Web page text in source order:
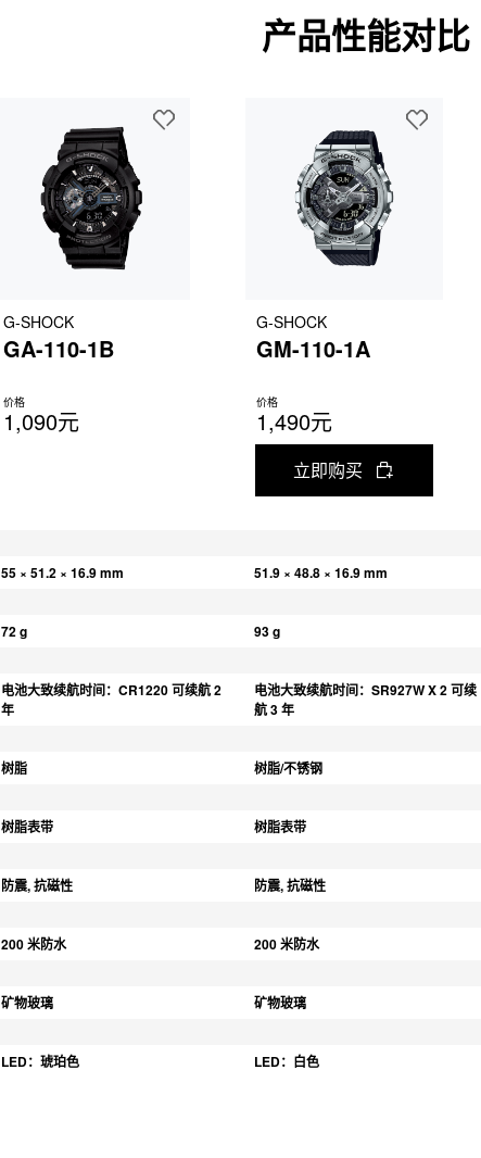
产品性能对比
G-SHOCK
GA-110-1B
价格
1,090元
G-SHOCK
GM-110-1A
价格
1,490元
立即购买
55 × 51.2 × 16.9 mm 51.9 × 48.8 × 16.9 mm
72 g 93 g
电池大致续航时间：CR1220 可续航 2
年
电池大致续航时间：SR927W X 2 可续
航 3 年
树脂 树脂/不锈钢
树脂表带 树脂表带
防震, 抗磁性 防震, 抗磁性
200 米防水 200 米防水
矿物玻璃 矿物玻璃
LED：琥珀色 LED：白色